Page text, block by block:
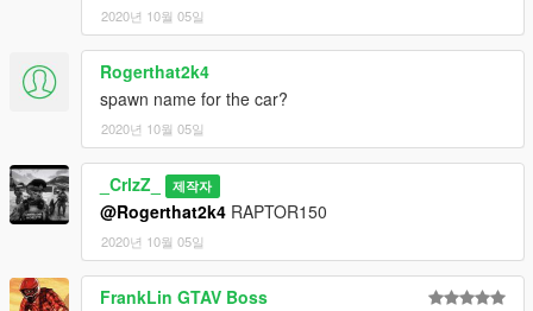
2020년 10월 05일
Rogerthat2k4
spawn name for the car?
2020년 10월 05일
_CrlzZ_ 제작자
@Rogerthat2k4 RAPTOR150
2020년 10월 05일
FrankLin GTAV Boss